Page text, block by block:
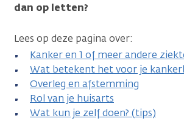
dan op letten?
Lees op deze pagina over:
Kanker en 1 of meer andere
Wat betekent het voor je
Overleg en afstemming
Rol van je huisarts
Wat kun je zelf doen? (tips)